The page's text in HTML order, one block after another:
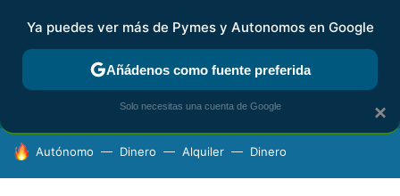
FISCALIDAD Y CONTABILIDAD KIT DIGITAL RENTA
HOY SE HABLA DE
Autónomo Dinero Alquiler Dinero
×
Ya puedes ver más de Pymes y Autonomos en Google
Añádenos como fuente preferida
Solo necesitas una cuenta de Google